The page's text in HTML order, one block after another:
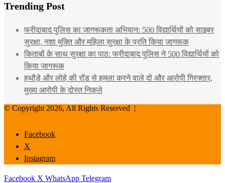
Trending Post
फरीदाबाद पुलिस का जागरूकता अभियान: 500 विद्यार्थियों को साइबर
सुरक्षा, नशा मुक्ति और महिला सुरक्षा के प्रति किया जागरूक
किताबों के साथ सुरक्षा का पाठ: फरीदाबाद पुलिस ने 500 विद्यार्थियों को
किया जागरूक
हथौड़े और लोहे की रॉड से हमला करने वाले दो और आरोपी गिरफ्तार,
मुख्य आरोपी के दोस्त निकले
© Copyright 2026, All Rights Reserved |
Facebook
X
Instagram
Facebook X WhatsApp Telegram